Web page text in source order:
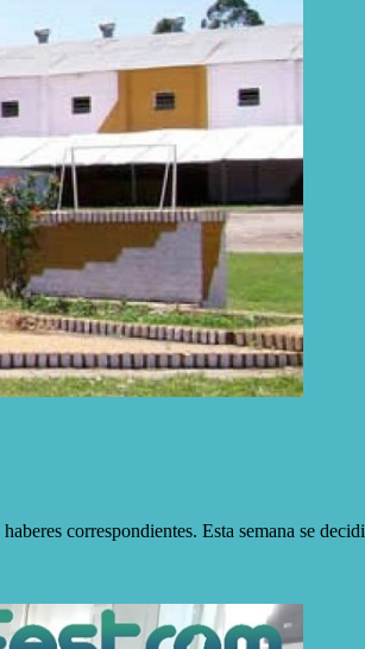
correspondientes. Esta semana se